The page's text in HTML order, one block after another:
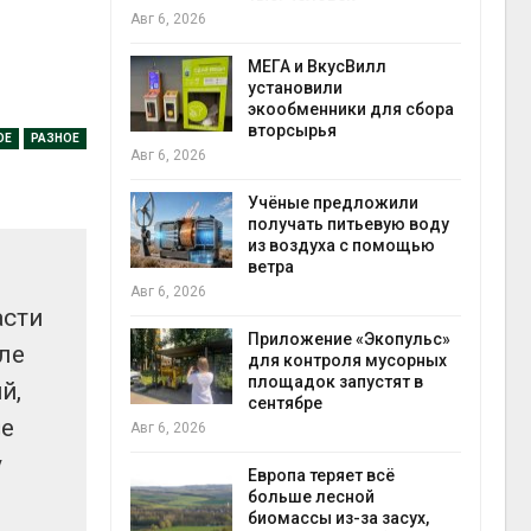
РАЗНОЕ
и пожары:
с крыш
городам
Авг 6, 2026
МЕГА и ВкусВилл
установили
экообменники для сбора
вторсырья
Авг 6, 2026
Учёные предложили
получать питьевую воду
из воздуха с помощью
ветра
Авг 6, 2026
Приложение «Экопульс»
для контроля мусорных
площадок запустят в
сентябре
Авг 6, 2026
Европа теряет всё
больше лесной
биомассы из-за засух,